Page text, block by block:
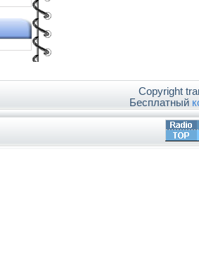
Copyright
Бесплатный